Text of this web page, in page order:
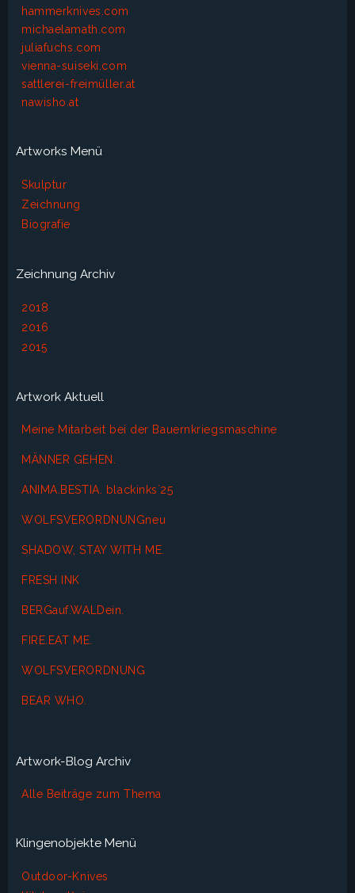
hammerknives.com
michaelamath.com
juliafuchs.com
vienna-suiseki.com
sattlerei-freimüller.at
nawisho.at
Artworks Menü
Skulptur
Zeichnung
Biografie
Zeichnung Archiv
2018
2016
2015
Artwork Aktuell
Meine Mitarbeit bei der Bauernkriegsmaschine
MÄNNER GEHEN.
ANIMA.BESTIA. blackinks`25
WOLFSVERORDNUNGneu
SHADOW, STAY WITH ME.
FRESH INK
BERGauf.WALDein.
FIRE.EAT ME.
WOLFSVERORDNUNG
BEAR WHO.
Artwork-Blog Archiv
Alle Beiträge zum Thema
Klingenobjekte Menü
Outdoor-Knives